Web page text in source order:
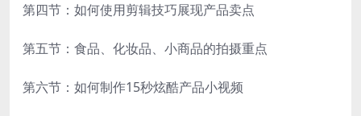
第四节：如何使用剪辑技巧展现产品卖点
第五节：食品、化妆品、小商品的拍摄重点
第六节：如何制作15秒炫酷产品小视频